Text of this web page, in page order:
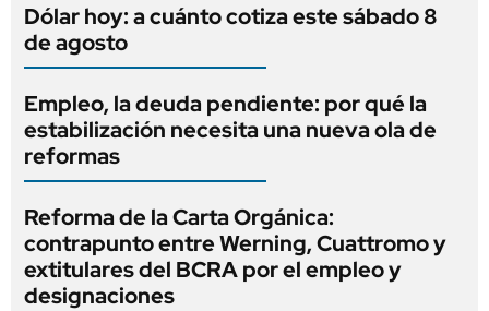
Dólar hoy: a cuánto cotiza este sábado 8
de agosto
Empleo, la deuda pendiente: por qué la
estabilización necesita una nueva ola de
reformas
Reforma de la Carta Orgánica:
contrapunto entre Werning, Cuattromo y
extitulares del BCRA por el empleo y
designaciones